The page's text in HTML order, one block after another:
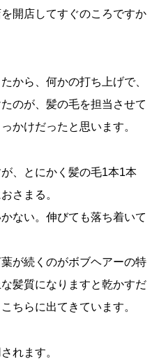
開店してすぐのころですか
から、何かの打ち上げで、
のが、髪の毛を担当させて
かけだったと思います。
、とにかく髪の毛1本1本
さまる。
ない。伸びても落ち着いて
が続くのがボブヘアーの特
髪質になりますと乾かすだ
ちらに出てきています。
れます。